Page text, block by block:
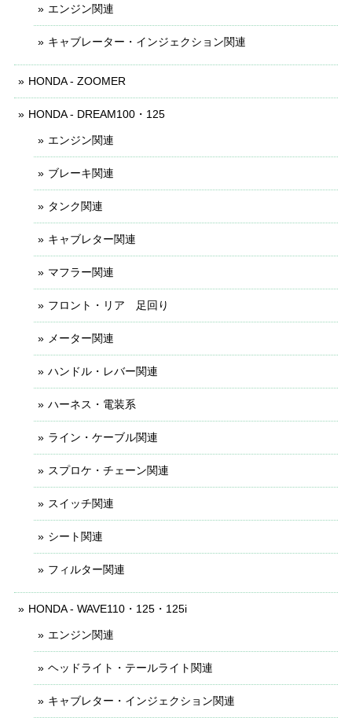
エンジン関連
キャブレーター・インジェクション関連
HONDA - ZOOMER
HONDA - DREAM100・125
エンジン関連
ブレーキ関連
タンク関連
キャブレター関連
マフラー関連
フロント・リア 足回り
メーター関連
ハンドル・レバー関連
ハーネス・電装系
ライン・ケーブル関連
スプロケ・チェーン関連
スイッチ関連
シート関連
フィルター関連
HONDA - WAVE110・125・125i
エンジン関連
ヘッドライト・テールライト関連
キャブレター・インジェクション関連